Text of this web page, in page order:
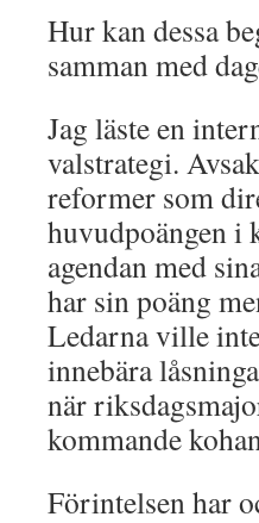
Hur kan dessa
samman med
Jag läste en
valstrategi.
reformer som
huvudpoängen i
agendan med
har sin poäng
Ledarna ville
innebära
när
kommande
Förintelsen har